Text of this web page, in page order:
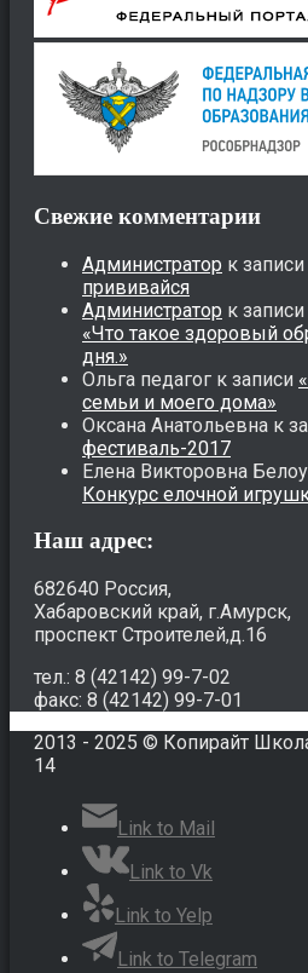
Свежие комментарии
Администратор к записи
прививайся
Администратор к записи
«Что такое здоровый
дня.»
Ольга педагог к записи
семьи и моего дома»
Оксана Анатольевна к
фестиваль-2017
Елена Викторовна
Конкурс елочной
Наш адрес:
682640 Россия,
Хабаровский край, г.Амурск,
проспект Строителей,д.16
тел.: 8 (42142) 99-7-02
факс: 8 (42142) 99-7-01
2013 - 2025 © Копирайт
14
Link to Mail
Link to Vk
Link to Yelp
Link to Telegram